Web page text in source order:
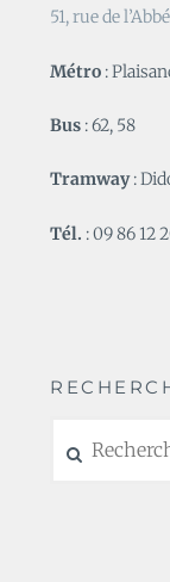
51, rue de
Métro :
Bus : 62, 58
Tramway:
Tél. : 09 86 12